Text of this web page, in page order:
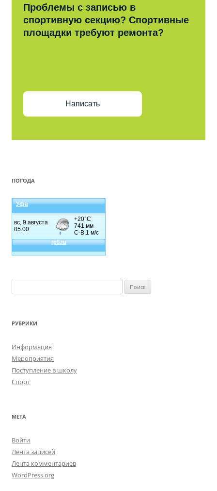
Проблемы с записью в
спортивную секцию? Спортивные
площадки требуют ремонта?
Написать
ПОГОДА
Уфа
а
т
:
РУБРИКИ
Информация
Мероприятия
Поступление в школу
Спорт
МЕТА
Войти
Лента записей
Лента комментариев
WordPress.org